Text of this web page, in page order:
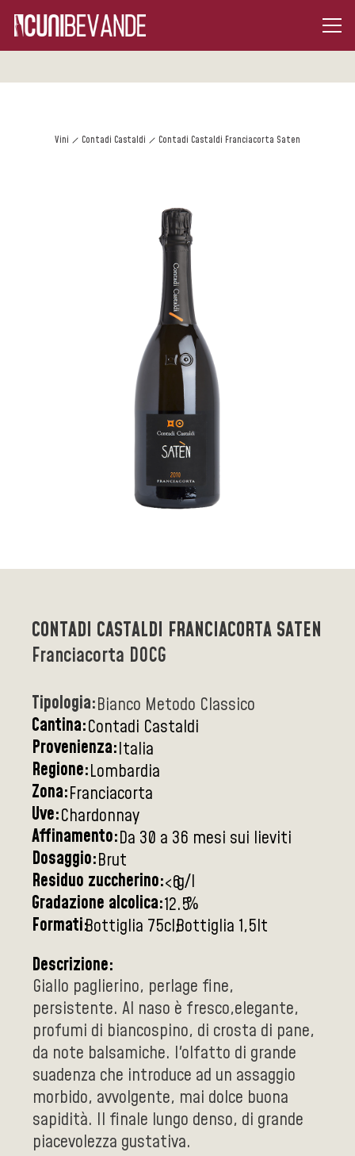
Vini Contadi Castaldi Contadi Castaldi Franciacorta Saten
CONTADI CASTALDI FRANCIACORTA SATEN
Franciacorta DOCG
Tipologia:Bianco Metodo Classico
Cantina:Contadi Castaldi
Provenienza:Italia
Regione:Lombardia
Zona:Franciacorta
Uve:Chardonnay
Affinamento:Da 30 a 36 mesi sui lieviti
Dosaggio:Brut
Residuo zuccherino:<6g/l
Gradazione alcolica:12.5%
Formati:Bottiglia 75clBottiglia 1,5lt
Descrizione:
Giallo paglierino, perlage fine,
persistente. Al naso è fresco,elegante,
profumi di biancospino, di crosta di pane,
da note balsamiche. l'olfatto di grande
suadenza che introduce ad un assaggio
morbido, avvolgente, mai dolce buona
sapidità. Il finale lungo denso, di grande
piacevolezza gustativa.